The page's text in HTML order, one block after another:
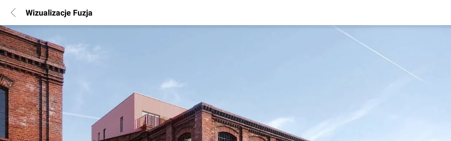
POPULARNE REGIONY
Warszawa
Wrocław
Poznań
Katowice
Gdańsk
Łódź
Wizualizacje Fuzja